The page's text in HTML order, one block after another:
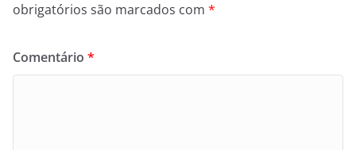
obrigatórios são marcados com *
Comentário *